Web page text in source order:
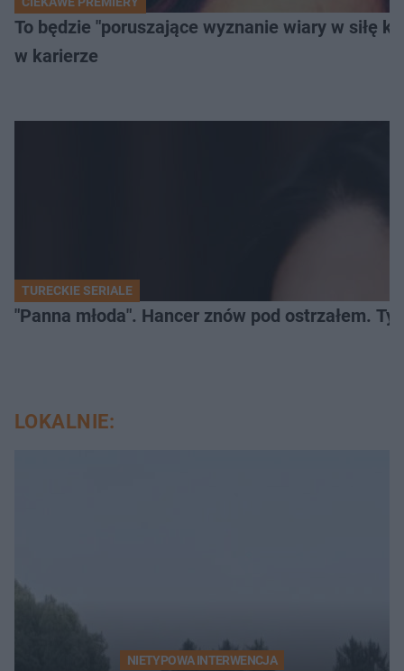
To będzie "poruszające wyznanie wiary w siłę
w karierze
TURECKIE SERIALE
"Panna młoda". Hancer znów pod ostrzałem.
LOKALNIE:
NIETYPOWA INTERWENCJA